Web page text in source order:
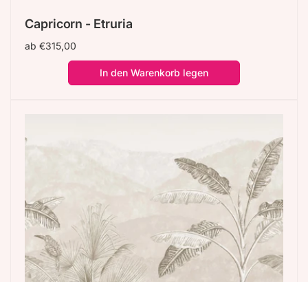
Capricorn - Etruria
Normaler
ab €315,00
In den Warenkorb legen